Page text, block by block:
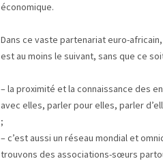
économique.
Dans ce vaste partenariat euro-africain,
est au moins le suivant, sans que ce
– la proximité et la connaissance des
avec elles, parler pour elles, parler
;
– c’est aussi un réseau mondial et
trouvons des associations-sœurs